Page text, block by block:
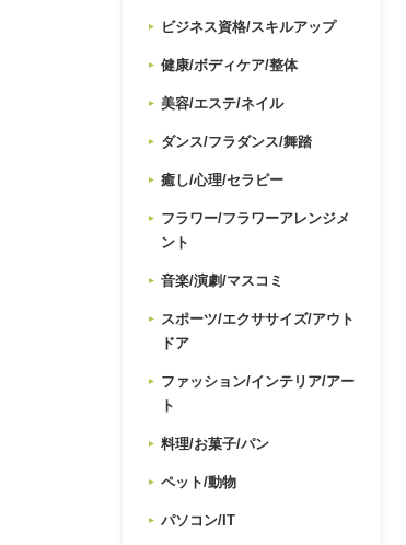
ビジネス資格/スキルアップ
健康/ボディケア/整体
美容/エステ/ネイル
ダンス/フラダンス/舞踏
癒し/心理/セラピー
フラワー/フラワーアレンジメ
ント
音楽/演劇/マスコミ
スポーツ/エクササイズ/アウト
ドア
ファッション/インテリア/アー
ト
料理/お菓子/パン
ペット/動物
パソコン/IT